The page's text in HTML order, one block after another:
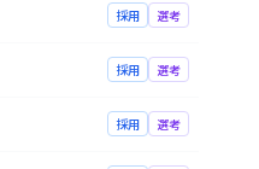
採用 選考
採用 選考
採用 選考